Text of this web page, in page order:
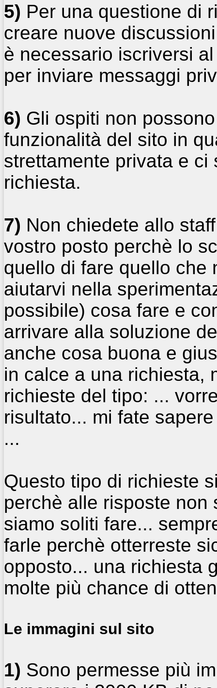
5) Per una questione di
creare nuove
è necessario iscriversi
per inviare messaggi
6) Gli ospiti non
funzionalità del sito in
strettamente privata e ci
richiesta.
7) Non chiedete allo
vostro posto perchè lo
quello di fare quello che
aiutarvi nella
possibile) cosa fare e
arrivare alla soluzione
anche cosa buona e
in calce a una richiesta,
richieste del tipo: ...
risultato... mi fate
...
Questo tipo di richieste
perchè alle risposte
siamo soliti fare...
farle perchè otterreste
opposto... una richiesta
molte più chance di
Le immagini sul sito
1) Sono permesse più